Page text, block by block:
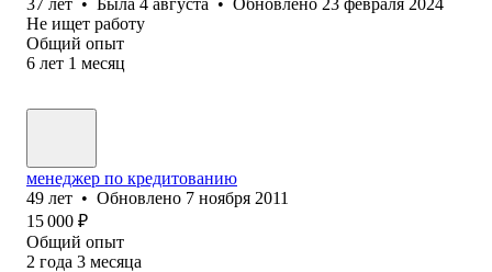
Не ищет работу
Общий опыт
6 лет 1 месяц
менеджер по кредитованию
49 лет • Обновлено 7 ноября 2011
15 000 ₽
Общий опыт
2 года 3 месяца